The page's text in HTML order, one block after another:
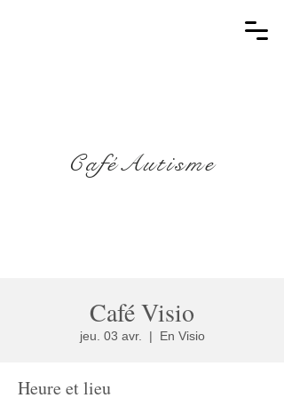
CaféAutisme
Café Visio
jeu. 03 avr.
  |
En Visio
Heure et lieu